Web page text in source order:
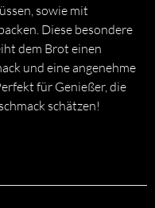
sowie mit
Diese besondere
dem Brot einen
und eine angenehme
für Genießer, die
schätzen!